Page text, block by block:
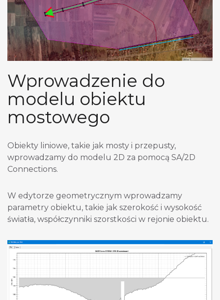
Wprowadzenie do
modelu obiektu
mostowego
Obiekty liniowe, takie jak mosty i przepusty,
wprowadzamy do modelu 2D za pomocą SA/2D
Connections.
W edytorze geometrycznym wprowadzamy
parametry obiektu, takie jak szerokość i wysokość
światła, współczynniki szorstkości w rejonie obiektu.